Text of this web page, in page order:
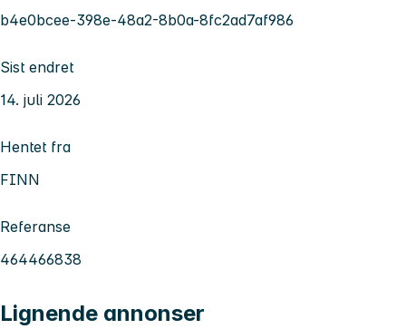
b4e0bcee-398e-48a2-8b0a-8fc2ad7af986
Sist endret
14. juli 2026
Hentet fra
FINN
Referanse
464466838
Lignende annonser